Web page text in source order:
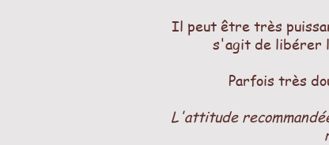
Il peut être très
s'agit de libérer
Parfois très
L'attitude